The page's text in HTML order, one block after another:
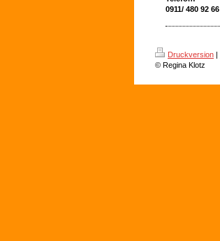
0911/ 480 92 66
Druckversion |
© Regina Klotz